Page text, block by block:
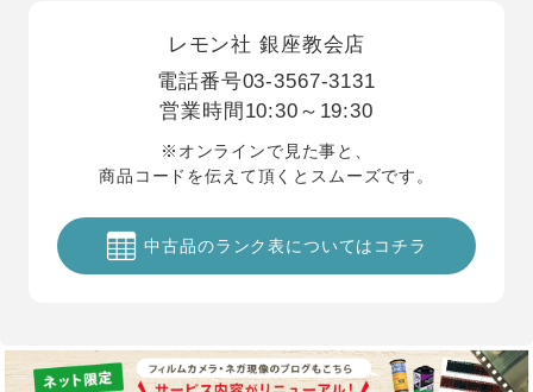
レモン社 銀座教会店
電話番号03-3567-3131
営業時間 10:30～19:30
※オンラインで見た事と、
商品コードを伝えて頂くとスムーズです。
中古品のランク表についてはコチラ